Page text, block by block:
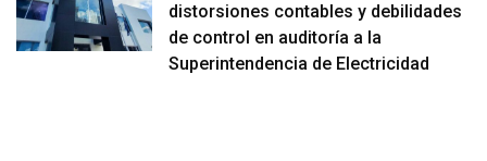
distorsiones contables y debilidades
de control en auditoría a la
Superintendencia de Electricidad